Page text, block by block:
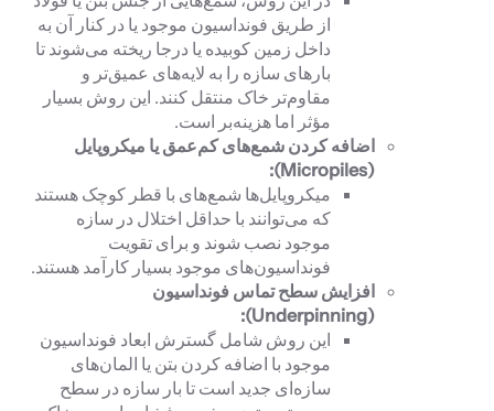
از طریق فونداسیون موجود یا در کنار آن به
داخل زمین کوبیده یا درجا ریخته می‌شوند تا
بارهای سازه را به لایه‌های عمیق‌تر و
مقاوم‌تر خاک منتقل کنند. این روش بسیار
مؤثر اما هزینه‌بر است.
اضافه کردن شمع‌های کم‌عمق یا میکروپایل
(
Micropiles
):
میکروپایل‌ها شمع‌های با قطر کوچک هستند
که می‌توانند با حداقل اختلال در سازه
موجود نصب شوند و برای تقویت
فونداسیون‌های موجود بسیار کارآمد هستند.
افزایش سطح تماس فونداسیون
(
Underpinning
):
این روش شامل گسترش ابعاد فونداسیون
موجود با اضافه کردن بتن یا المان‌های
سازه‌ای جدید است تا بار سازه در سطح